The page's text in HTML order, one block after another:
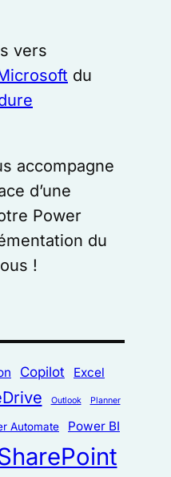
vers
du
accompagne
d’une
Power
du
!
Copilot Excel
Outlook Planner
Automate Power BI